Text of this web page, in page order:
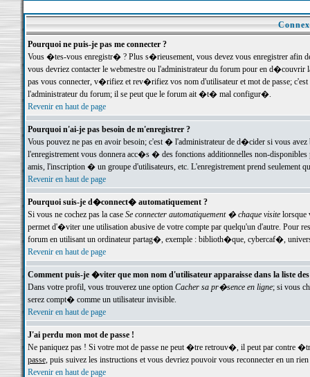
Pourquoi ne puis-je pas me connecter ?
Vous �tes-vous enregistr� ? Plus s�rieusement, vous devez vous enregistrer
vous devriez contacter le webmestre ou l'administrateur du forum pour en
pas vous connecter, v�rifiez et rev�rifiez vos nom d'utilisateur et mot de passe;
l'administrateur du forum; il se peut que le forum ait �t� mal configur�.
Revenir en haut de page
Pourquoi n'ai-je pas besoin de m'enregistrer ?
Vous pouvez ne pas en avoir besoin; c'est � l'administrateur de d�cider si vous
l'enregistrement vous donnera acc�s � des fonctions additionnelles non-
amis, l'inscription � un groupe d'utilisateurs, etc. L'enregistrement prend seulement
Revenir en haut de page
Pourquoi suis-je d�connect� automatiquement ?
Si vous ne cochez pas la case Se connecter automatiquement � chaque visitelorsque
permet d'�viter une utilisation abusive de votre compte par quelqu'un d'autre. Pour
forum en utilisant un ordinateur partag�, exemple : biblioth�que, cybercaf�,
Revenir en haut de page
Comment puis-je �viter que mon nom d'utilisateur apparaisse dans la liste
Dans votre profil, vous trouverez une option Cacher sa pr�sence en ligne; si vous
serez compt� comme un utilisateur invisible.
Revenir en haut de page
J'ai perdu mon mot de passe !
Ne paniquez pas ! Si votre mot de passe ne peut �tre retrouv�, il peut par contre
passe, puis suivez les instructions et vous devriez pouvoir vous reconnecter en un rien
Revenir en haut de page